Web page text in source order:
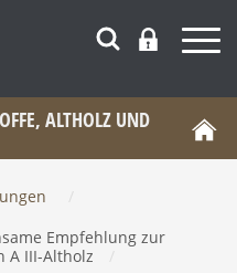
ALTHOLZ UND
Empfehlung zur
A III-Altholz